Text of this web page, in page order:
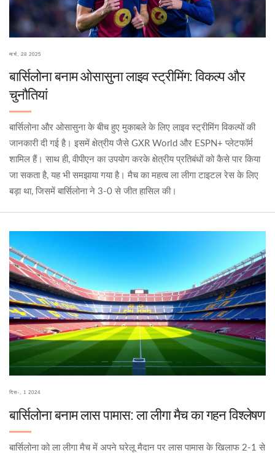
मार्च, 28 2025
बार्सिलोना बनाम ओसासुना लाइव स्ट्रीमिंग: विकल्प और
चुनौतियां
बार्सिलोना और ओसासुना के बीच हुए मुकाबले के लिए लाइव स्ट्रीमिंग विकल्पों की
जानकारी दी गई है। इसमें क्षेत्रीय जैसे GXR World और ESPN+ प्लेटफॉर्म
शामिल हैं। साथ ही, वीपीएन का उपयोग करके क्षेत्रीय प्रतिबंधों को कैसे पार किया
जा सकता है, यह भी समझाया गया है। मैच का महत्व ला लीगा टाइटल रेस के लिए
बड़ा था, जिसमें बार्सिलोना ने 3-0 से जीत हासिल की।
दिस॰, 1 2024
बार्सिलोना बनाम लास पामास: ला लीगा मैच का गहन विश्लेषण
बार्सिलोना को ला लीगा मैच में अपने घरेलू मैदान पर लास पामास के खिलाफ 2-1 से